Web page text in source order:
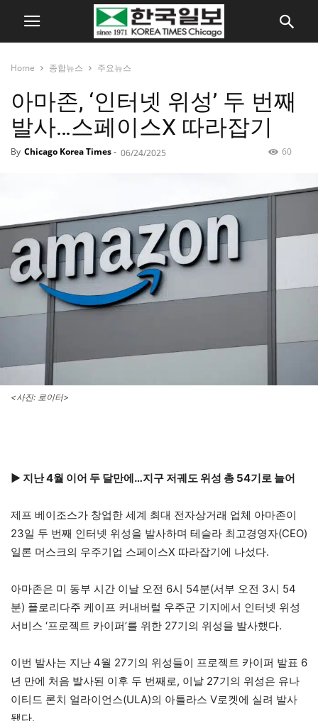
Home 종합뉴스 주요뉴스
아마존, ‘인터넷 위성’ 두 번째
발사…스페이스X 따라잡기
By Chicago Korea Times- 06/24/2025 60
<사진: 로이터>
▶ 지난 4월 이어 두 달만에…지구 저궤도 위성 총 54기로 늘어
제프 베이조스가 창업한 세계 최대 전자상거래 업체 아마존이
23일 두 번째 인터넷 위성을 발사하며 테슬라 최고경영자(CEO)
일론 머스크의 우주기업 스페이스X 따라잡기에 나섰다.
아마존은 미 동부 시간 이날 오전 6시 54분(서부 오전 3시 54
분) 플로리다주 케이프 커내버럴 우주군 기지에서 인터넷 위성
서비스 ‘프로젝트 카이퍼’를 위한 27기의 위성을 발사했다.
이번 발사는 지난 4월 27기의 위성들이 프로젝트 카이퍼 발표 6
년 만에 처음 발사된 이후 두 번째로, 이날 27기의 위성은 유나
이티드 론치 얼라이언스(ULA)의 아틀라스 V로켓에 실려 발사
됐다.